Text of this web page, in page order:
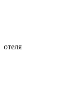
отеля